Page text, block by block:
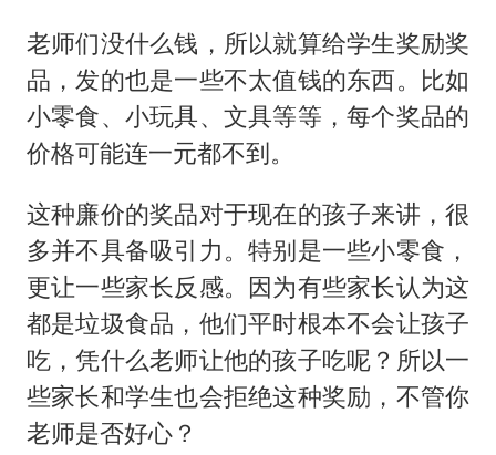
老师们没什么钱，所以就算给学生奖励奖
品，发的也是一些不太值钱的东西。比如
小零食、小玩具、文具等等，每个奖品的
价格可能连一元都不到。
这种廉价的奖品对于现在的孩子来讲，很
多并不具备吸引力。特别是一些小零食，
更让一些家长反感。因为有些家长认为这
都是垃圾食品，他们平时根本不会让孩子
吃，凭什么老师让他的孩子吃呢？所以一
些家长和学生也会拒绝这种奖励，不管你
老师是否好心？